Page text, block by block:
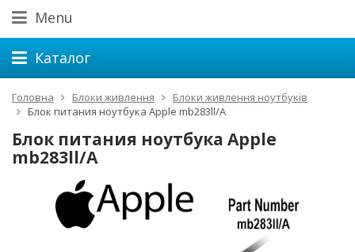
Menu
Каталог
Головна Блоки живлення
Блоки живлення ноутбуків
Блок питания ноутбука Apple mb283ll/A
Блок питания ноутбука Apple
mb283ll/A